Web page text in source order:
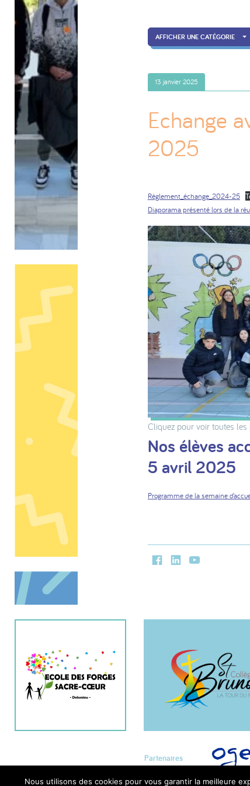
AFFICHER UNE CATÉGORIE
13 janvier 2025
Echange
2025
Règlement_échange_2024-25
Diaporama présenté lors de la
Cliquez pour voir toutes
Nos élèves
5 avril 2025
Programme de la semaine
FacebookLinkedInYoutube
Partenaires
Nous utilisons des cookies pour vous garantir la meilleure